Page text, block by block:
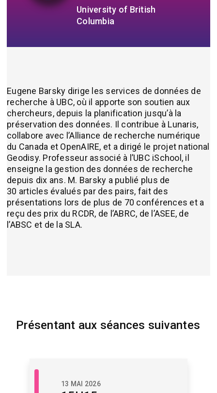
University of British
Columbia
Eugene Barsky dirige les services de données de
recherche à UBC, où il apporte son soutien aux
chercheurs, depuis la planification jusqu’à la
préservation des données. Il contribue à Lunaris,
collabore avec l’Alliance de recherche numérique
du Canada et OpenAIRE, et a dirigé le projet national
Geodisy. Professeur associé à l’UBC iSchool, il
enseigne la gestion des données de recherche
depuis dix ans. M. Barsky a publié plus de
30 articles évalués par des pairs, fait des
présentations lors de plus de 70 conférences et a
reçu des prix du RCDR, de l’ABRC, de l’ASEE, de
l’ABSC et de la SLA.
Présentant aux séances suivantes
13 MAI 2026